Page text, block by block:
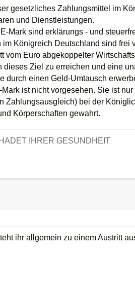
gesetzliches Zahlungsmittel im
und Dienstleistungen.
Mark sind erklärungs - und
Königreich Deutschland sind frei
vom Euro abgekoppelter
dieses Ziel zu erreichen und eine
durch einen Geld-Umtausch
ist nicht vorgesehen. Sie ist
Zahlungsausgleich) bei der
Körperschaften gewahrt.
IHRER GESUNDHEIT
ihr allgemein zu einem Austritt